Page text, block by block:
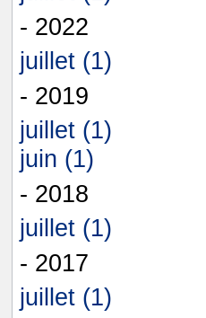
- 2022
juillet (1)
- 2019
juillet (1)
juin (1)
- 2018
juillet (1)
- 2017
juillet (1)